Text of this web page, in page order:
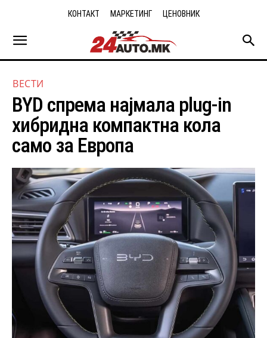
КОНТАКТ МАРКЕТИНГ ЦЕНОВНИК
ВЕСТИ
BYD спрема најмала plug-in
хибридна компактна кола
само за Европа